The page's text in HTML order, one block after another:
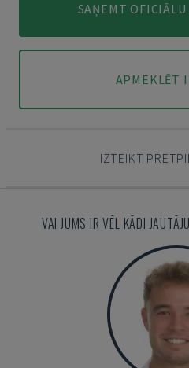
SAŅEMT
APMEKLĒT
IZTEIKT
VAI JUMS IR VĒL KĀDI